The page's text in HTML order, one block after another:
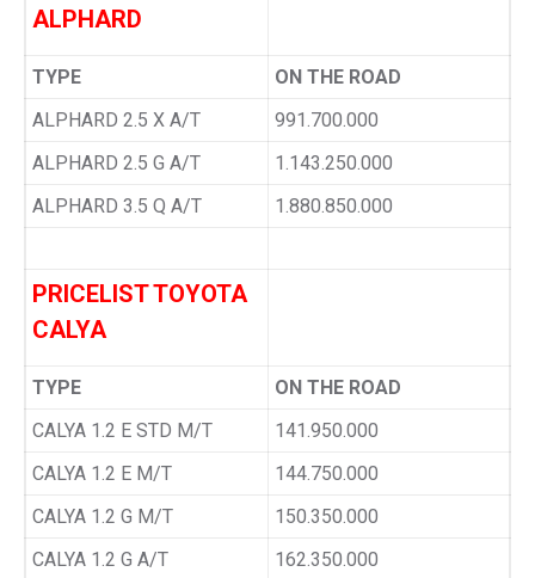
ALPHARD
TYPE
ON THE ROAD
ALPHARD 2.5 X A/T
991.700.000
ALPHARD 2.5 G A/T
1.143.250.000
ALPHARD 3.5 Q A/T
1.880.850.000
PRICELIST TOYOTA
CALYA
TYPE
ON THE ROAD
CALYA 1.2 E STD M/T
141.950.000
CALYA 1.2 E M/T
144.750.000
CALYA 1.2 G M/T
150.350.000
CALYA 1.2 G A/T
162.350.000